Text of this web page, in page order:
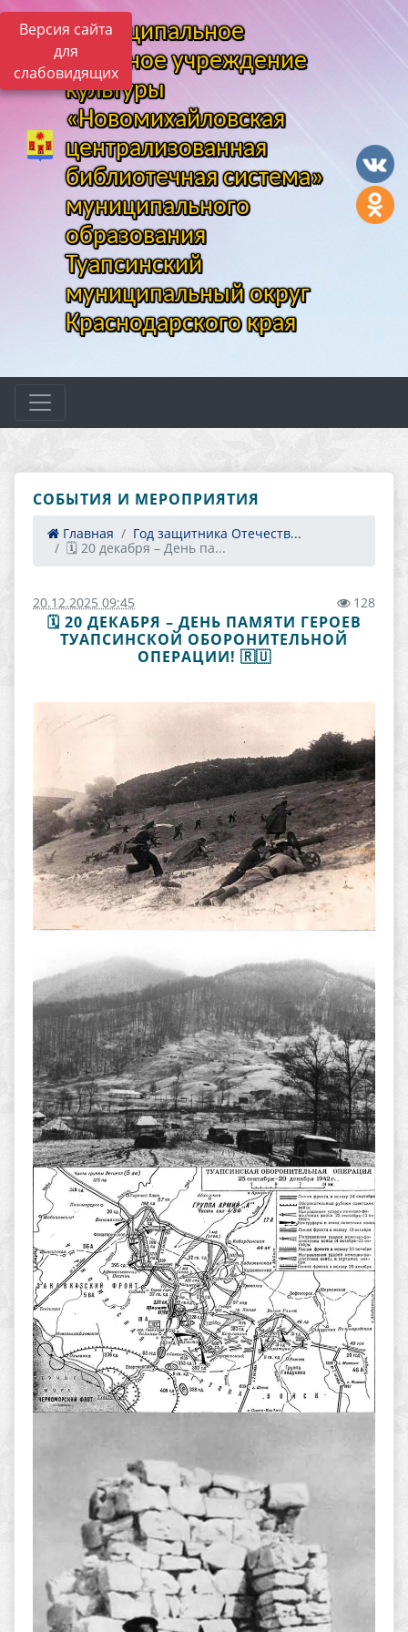
Версия сайта
для
слабовидящих
Муниципальное
казенное учреждение
культуры
«Новомихайловская
централизованная
библиотечная система»
муниципального
образования
Туапсинский
муниципальный округ
Краснодарского края
СОБЫТИЯ И МЕРОПРИЯТИЯ
Главная
Год защитника Отечеств...
🗓️ 20 декабря – День па...
20.12.2025 09:45 128
🗓️ 20 ДЕКАБРЯ – ДЕНЬ ПАМЯТИ ГЕРОЕВ
ТУАПСИНСКОЙ ОБОРОНИТЕЛЬНОЙ
ОПЕРАЦИИ! 🇷🇺